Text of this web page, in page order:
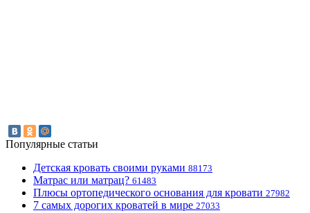
Популярные статьи
Детская кровать своими руками 88173
Матрас или матрац? 61483
Плюсы ортопедического основания для кровати 27982
7 самых дорогих кроватей в мире 27033